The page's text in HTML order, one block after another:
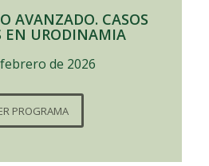
AVANZADO. CASOS
EN URODINAMIA
de 2026
PROGRAMA